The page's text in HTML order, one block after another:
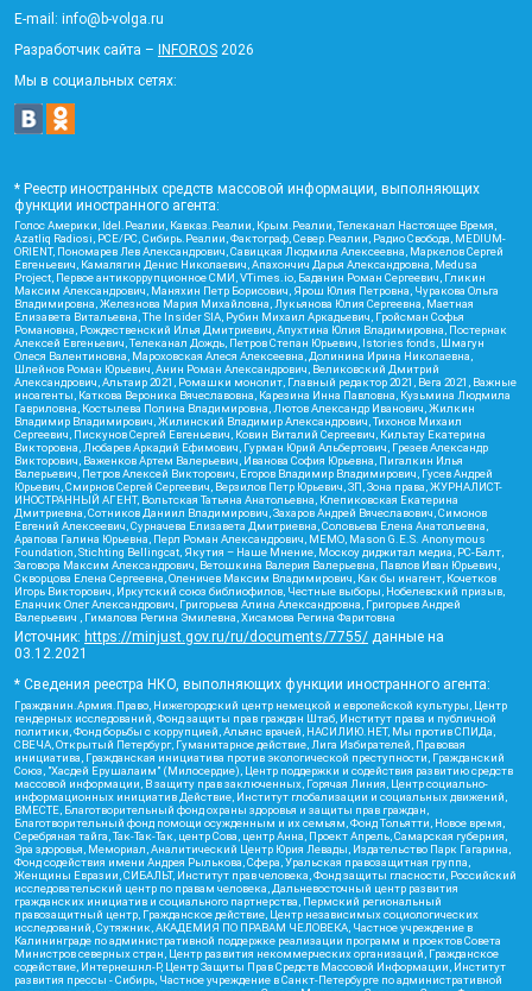
E-mail: info@b-volga.ru
Разработчик сайта – INFOROS 2026
Мы в социальных сетях:
* Реестр иностранных средств массовой информации, выполняющих
функции иностранного агента:
Голос Америки, Idel.Реалии, Кавказ.Реалии, Крым.Реалии, Телеканал Настоящее Время,
Azatliq Radiosi, PCE/PC, Сибирь.Реалии, Фактограф, Север.Реалии, Радио Свобода, MEDIUM-
ORIENT, Пономарев Лев Александрович, Савицкая Людмила Алексеевна, Маркелов Сергей
Евгеньевич, Камалягин Денис Николаевич, Апахончич Дарья Александровна, Medusa
Project, Первое антикоррупционное СМИ, VTimes.io, Баданин Роман Сергеевич, Гликин
Максим Александрович, Маняхин Петр Борисович, Ярош Юлия Петровна, Чуракова Ольга
Владимировна, Железнова Мария Михайловна, Лукьянова Юлия Сергеевна, Маетная
Елизавета Витальевна, The Insider SIA, Рубин Михаил Аркадьевич, Гройсман Софья
Романовна, Рождественский Илья Дмитриевич, Апухтина Юлия Владимировна, Постернак
Алексей Евгеньевич, Телеканал Дождь, Петров Степан Юрьевич, Istories fonds, Шмагун
Олеся Валентиновна, Мароховская Алеся Алексеевна, Долинина Ирина Николаевна,
Шлейнов Роман Юрьевич, Анин Роман Александрович, Великовский Дмитрий
Александрович, Альтаир 2021, Ромашки монолит, Главный редактор 2021, Вега 2021, Важные
иноагенты, Каткова Вероника Вячеславовна, Карезина Инна Павловна, Кузьмина Людмила
Гавриловна, Костылева Полина Владимировна, Лютов Александр Иванович, Жилкин
Владимир Владимирович, Жилинский Владимир Александрович, Тихонов Михаил
Сергеевич, Пискунов Сергей Евгеньевич, Ковин Виталий Сергеевич, Кильтау Екатерина
Викторовна, Любарев Аркадий Ефимович, Гурман Юрий Альбертович, Грезев Александр
Викторович, Важенков Артем Валерьевич, Иванова София Юрьевна, Пигалкин Илья
Валерьевич, Петров Алексей Викторович, Егоров Владимир Владимирович, Гусев Андрей
Юрьевич, Смирнов Сергей Сергеевич, Верзилов Петр Юрьевич, ЗП, Зона права, ЖУРНАЛИСТ-
ИНОСТРАННЫЙ АГЕНТ, Вольтская Татьяна Анатольевна, Клепиковская Екатерина
Дмитриевна, Сотников Даниил Владимирович, Захаров Андрей Вячеславович, Симонов
Евгений Алексеевич, Сурначева Елизавета Дмитриевна, Соловьева Елена Анатольевна,
Арапова Галина Юрьевна, Перл Роман Александрович, МЕМО, Mason G.E.S. Anonymous
Foundation, Stichting Bellingcat, Якутия – Наше Мнение, Москоу диджитал медиа, РС-Балт,
Заговора Максим Александрович, Ветошкина Валерия Валерьевна, Павлов Иван Юрьевич,
Скворцова Елена Сергеевна, Оленичев Максим Владимирович, Как бы инагент, Кочетков
Игорь Викторович, Иркутский союз библиофилов, Честные выборы, Нобелевский призыв,
Еланчик Олег Александрович, Григорьева Алина Александровна, Григорьев Андрей
Валерьевич , Гималова Регина Эмилевна, Хисамова Регина Фаритовна
Источник: https://minjust.gov.ru/ru/documents/7755/ данные на
03.12.2021
* Сведения реестра НКО, выполняющих функции иностранного агента:
Гражданин.Армия.Право, Нижегородский центр немецкой и европейской культуры, Центр
гендерных исследований, Фонд защиты прав граждан Штаб, Институт права и публичной
политики, Фонд борьбы с коррупцией, Альянс врачей, НАСИЛИЮ.НЕТ, Мы против СПИДа,
СВЕЧА, Открытый Петербург, Гуманитарное действие, Лига Избирателей, Правовая
инициатива, Гражданская инициатива против экологической преступности, Гражданский
Союз, "Хасдей Ерушалаим" (Милосердие), Центр поддержки и содействия развитию средств
массовой информации, В защиту прав заключенных, Горячая Линия, Центр социально-
информационных инициатив Действие, Институт глобализации и социальных движений,
ВМЕСТЕ, Благотворительный фонд охраны здоровья и защиты прав граждан,
Благотворительный фонд помощи осужденным и их семьям, Фонд Тольятти, Новое время,
Серебряная тайга, Так-Так-Так, центр Сова, центр Анна, Проект Апрель, Самарская губерния,
Эра здоровья, Мемориал, Аналитический Центр Юрия Левады, Издательство Парк Гагарина,
Фонд содействия имени Андрея Рылькова, Сфера, Уральская правозащитная группа,
Женщины Евразии, СИБАЛЬТ, Институт прав человека, Фонд защиты гласности, Российский
исследовательский центр по правам человека, Дальневосточный центр развития
гражданских инициатив и социального партнерства, Пермский региональный
правозащитный центр, Гражданское действие, Центр независимых социологических
исследований, Сутяжник, АКАДЕМИЯ ПО ПРАВАМ ЧЕЛОВЕКА, Частное учреждение в
Калининграде по административной поддержке реализации программ и проектов Совета
Министров северных стран, Центр развития некоммерческих организаций, Гражданское
содействие, Интернешнл-Р, Центр Защиты Прав Средств Массовой Информации, Институт
развития прессы - Сибирь, Частное учреждение в Санкт-Петербурге по административной